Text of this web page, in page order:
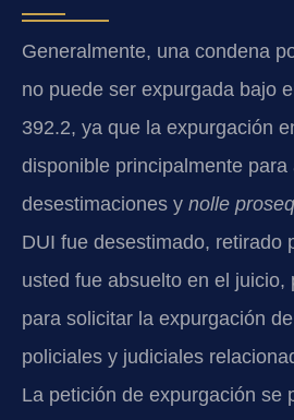
Generalmente, una condena
no puede ser expurgada bajo
392.2, ya que la expurgación
disponible principalmente para
desestimaciones y nolle
DUI fue desestimado, retirado
usted fue absuelto en el juicio,
para solicitar la expurgación
policiales y judiciales
La petición de expurgación se